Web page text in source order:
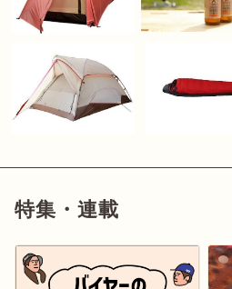
特集・連載